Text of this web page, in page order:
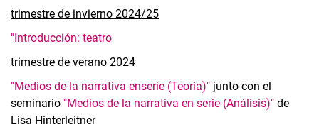
trimestre de invierno 2024/25
"Introducción: teatro
trimestre de verano 2024
"Medios de la narrativa enserie (Teoría)" junto con el
seminario "Medios de la narrativa en serie (Análisis)" de
Lisa Hinterleitner